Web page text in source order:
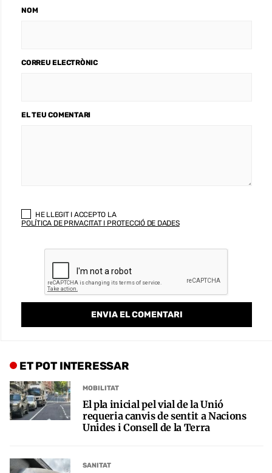
NOM
CORREU ELECTRÒNIC
EL TEU COMENTARI
HE LLEGIT I ACCEPTO LA
POLÍTICA DE PRIVACITAT I PROTECCIÓ DE DADES
ET POT INTERESSAR
MOBILITAT
El pla inicial pel vial de la Unió
requeria canvis de sentit a Nacions
Unides i Consell de la Terra
SANITAT